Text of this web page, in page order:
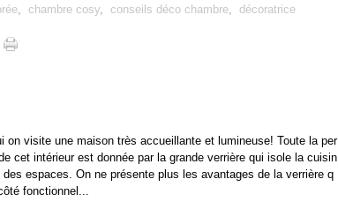
, chambre cosy, conseils déco chambre, décoratrice
on visite une maison très accueillante et lumineuse! Toute la per
cet intérieur est donnée par la grande verrière qui isole la cuisin
des espaces. On ne présente plus les avantages de la verrière q
fonctionnel...